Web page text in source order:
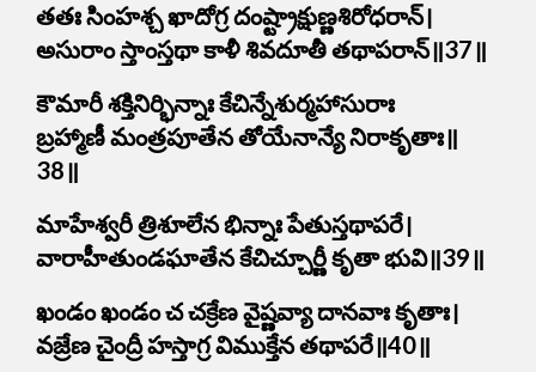
తతః సింహశ్చ ఖాదోగ్ర దంష్ట్రాక్షుణ్ణశిరోధరాన్।
అసురాం స్తాంస్తథా కాళీ శివదూతీ తథాపరాన్॥37॥
కౌమారీ శక్తినిర్భిన్నాః కేచిన్నేశుర్మహాసురాః
బ్రహ్మాణీ మంత్రపూతేన తోయేనాన్యే నిరాకృతాః॥
38॥
మాహేశ్వరీ త్రిశూలేన భిన్నాః పేతుస్తథాపరే।
వారాహీతుండఘాతేన కేచిచ్చూర్ణీ కృతా భువి॥39॥
ఖండం ఖండం చ చక్రేణ వైష్ణవ్యా దానవాః కృతాః।
వజ్రేణ చైంద్రీ హస్తాగ్ర విముక్తేన తథాపరే॥40॥